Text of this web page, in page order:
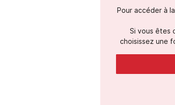
Pour accéder à
Si vous êtes
choisissez une